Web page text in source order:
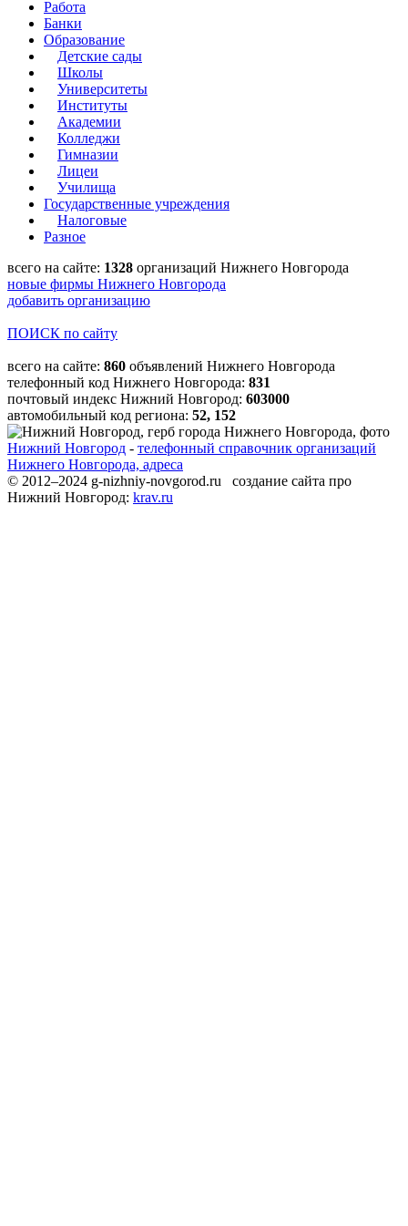
Работа
Банки
Образование
Детские сады
Школы
Университеты
Институты
Академии
Колледжи
Гимназии
Лицеи
Училища
Государственные учреждения
Налоговые
Разное
всего на сайте: 1328 организаций Нижнего Новгорода
новые фирмы Нижнего Новгорода
добавить организацию
ПОИСК по сайту
всего на сайте: 860 объявлений Нижнего Новгорода
телефонный код Нижнего Новгорода: 831
почтовый индекс Нижний Новгород: 603000
автомобильный код региона: 52, 152
Нижний Новгород - телефонный справочник организаций
Нижнего Новгорода, адреса
© 2012–2024 g-nizhniy-novgorod.ru создание сайта про
Нижний Новгород: krav.ru